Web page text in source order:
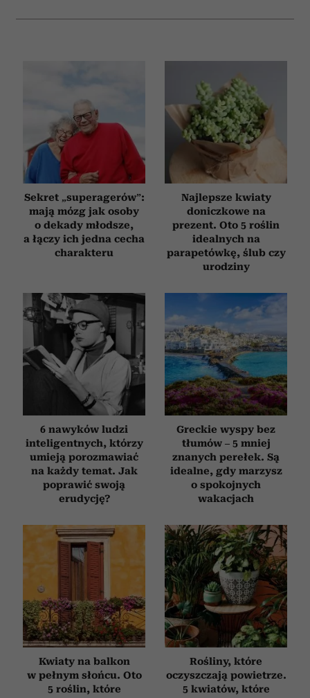
Sekret „superagerów”:
mają mózg jak osoby
o dekady młodsze,
a łączy ich jedna cecha
charakteru
Najlepsze kwiaty
doniczkowe na
prezent. Oto 5 roślin
idealnych na
parapetówkę, ślub czy
urodziny
6 nawyków ludzi
inteligentnych, którzy
umieją porozmawiać
na każdy temat. Jak
poprawić swoją
erudycję?
Greckie wyspy bez
tłumów – 5 mniej
znanych perełek. Są
idealne, gdy marzysz
o spokojnych
wakacjach
Kwiaty na balkon
w pełnym słońcu. Oto
5 roślin, które
Rośliny, które
oczyszczają powietrze.
5 kwiatów, które